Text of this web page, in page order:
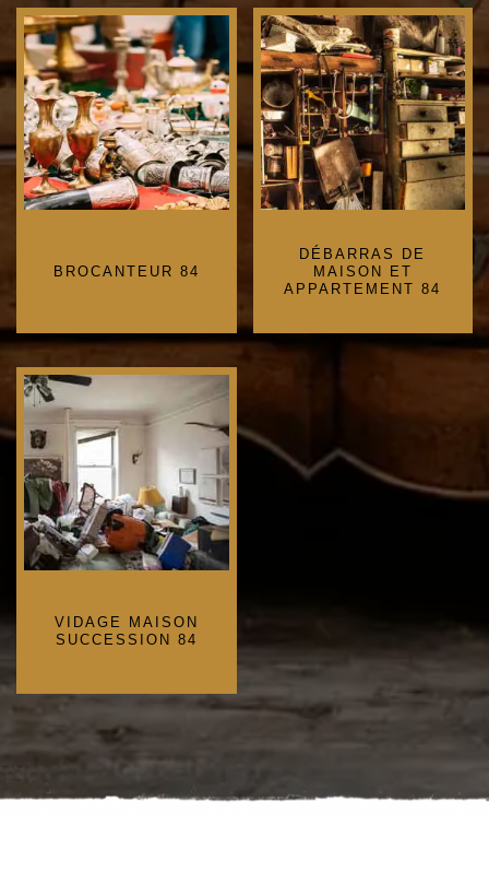
BROCANTEUR 84
DÉBARRAS DE
MAISON ET
APPARTEMENT 84
VIDAGE MAISON
SUCCESSION 84